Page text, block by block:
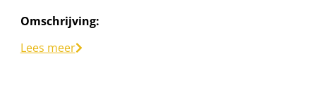
Omschrijving:
Blade tap met aansluiten en afschuimer
Lees meer